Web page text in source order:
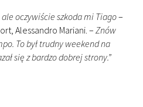
ale oczywiście szkoda mi Tiago–
Alessandro Mariani. – Znów
To był trudny weekend na
się z bardzo dobrej strony.”